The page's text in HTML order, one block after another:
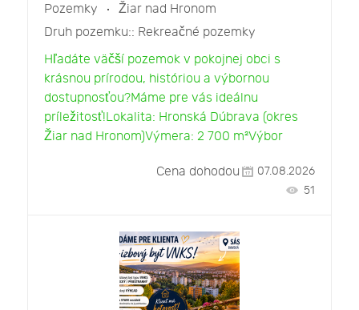
Pozemky
Žiar nad Hronom
Druh pozemku:: Rekreačné pozemky
Hľadáte väčší pozemok v pokojnej obci s
krásnou prírodou, históriou a výbornou
dostupnosťou?Máme pre vás ideálnu
príležitosť!Lokalita: Hronská Dúbrava (okres
Žiar nad Hronom)Výmera: 2 700 m²Výbor
Cena dohodou
07.08.2026
51